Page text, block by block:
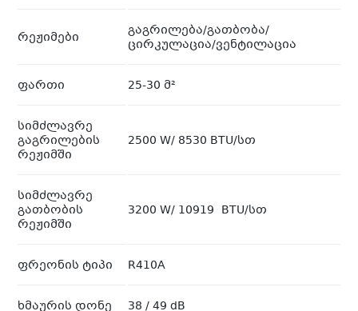
რეჟიმები
გაგრილება/გათბობა/
ცირკულაცია/ვენტილაცია
ფართი 25-30 მ²
სიმძლავრე
გაგრილების
რეჟიმში
2500 W/ 8530 BTU/სთ
სიმძლავრე
გათბობის
რეჟიმში
3200 W/ 10919 BTU/სთ
ფრეონის ტიპი R410A
ხმაურის დონე 38 / 49 dB